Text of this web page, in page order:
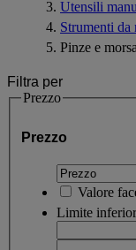
Utensili
Strumenti da
Pinze e
Filtra per
Prezzo
Prezzo
Valore
Limite